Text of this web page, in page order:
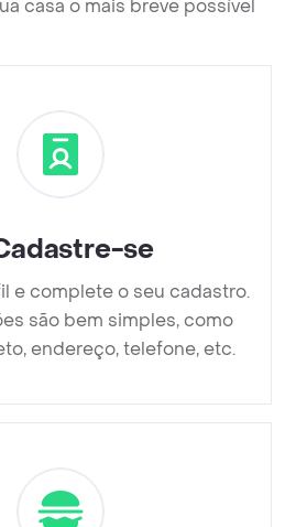
casa o mais breve possível
se
e complete o seu cadastro.
são bem simples, como
endereço, telefone, etc.